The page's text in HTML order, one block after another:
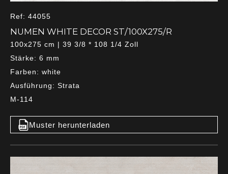
Ref: 44055
NUMEN WHITE DECOR ST/100X275/R
100x275 cm | 39 3/8 * 108 1/4 Zoll
Stärke: 6 mm
Farben: white
Ausführung: Strata
M-114
Muster herunterladen